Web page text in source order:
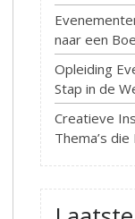
naar een
Opleiding
Stap in de
Creatieve
Thema’s